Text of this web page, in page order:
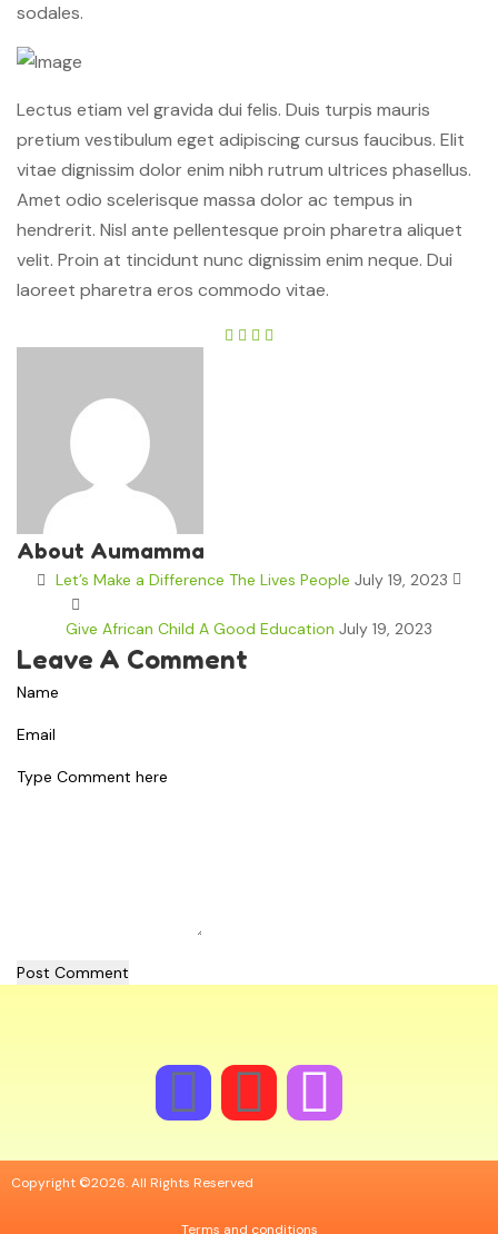
sodales.
Lectus etiam vel gravida dui felis. Duis turpis mauris
pretium vestibulum eget adipiscing cursus faucibus. Elit
vitae dignissim dolor enim nibh rutrum ultrices phasellus.
Amet odio scelerisque massa dolor ac tempus in
hendrerit. Nisl ante pellentesque proin pharetra aliquet
velit. Proin at tincidunt nunc dignissim enim neque. Dui
laoreet pharetra eros commodo vitae.
About Aumamma
Let’s Make a Difference The Lives People July 19, 2023
Give African Child A Good Education July 19, 2023
Leave A Comment
Post Comment
Copyright ©2026. All Rights Reserved
Terms and conditions